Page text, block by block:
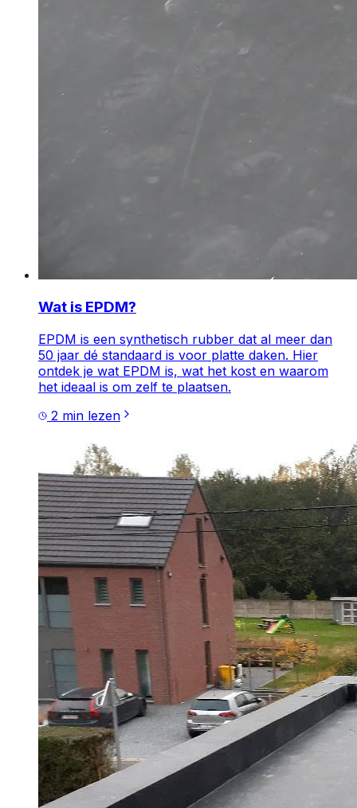
Wat is EPDM?
EPDM is een synthetisch rubber dat al meer dan
50 jaar dé standaard is voor platte daken. Hier
ontdek je wat EPDM is, wat het kost en waarom
het ideaal is om zelf te plaatsen.
2 min lezen